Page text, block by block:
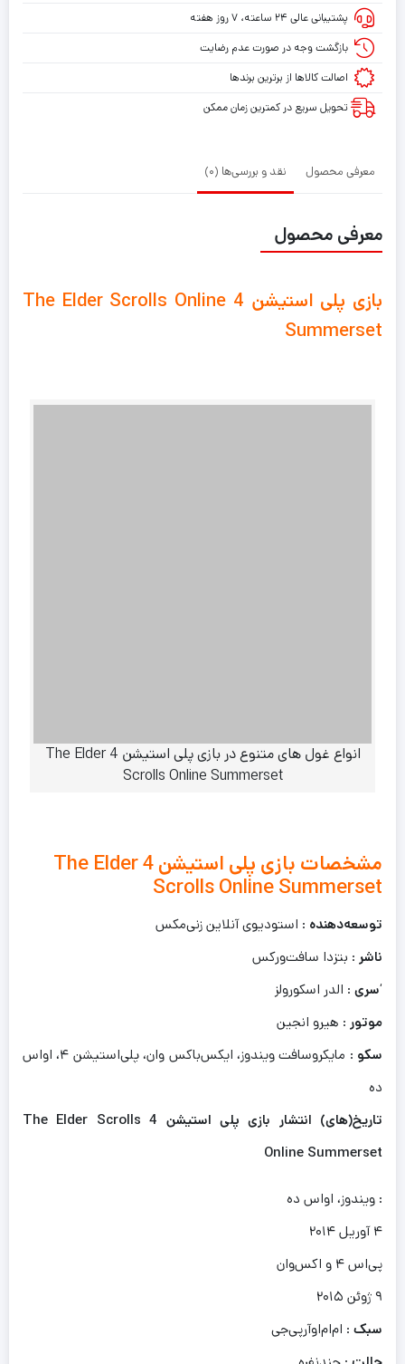
پشتیبانی عالی ۲۴ ساعته، ۷ روز هفته
بازگشت وجه در صورت عدم رضایت
اصالت کالاها از برترین برندها
تحویل سریع در کمترین زمان ممکن
معرفی محصول نقد و بررسی‌ها (0)
معرفی محصول
بازی پلی استیشن 4 The Elder Scrolls Online
Summerset
انواع غول های متنوع در بازی پلی استیشن 4 The Elder
Scrolls Online Summerset
مشخصات بازی پلی استیشن 4 The Elder
Scrolls Online Summerset
توسعه‌دهنده : استودیوی آنلاین زنی‌مکس
ناشر : بتزدا سافت‌ورکس
‘سری : الدر اسکورولز
موتور : هیرو انجین
سکو
: مایکروسافت ویندوز، ایکس‌باکس وان، پلی‌استیشن ۴، اواس
ده
تاریخ(های) انتشار
بازی پلی استیشن 4 The Elder Scrolls
Online Summerset
: ویندوز، اواس ده
۴ آوریل ۲۰۱۴
پی‌اس ۴ و اکس‌وان
۹ ژوئن ۲۰۱۵
سبک : ام‌ام‌اوآرپی‌جی